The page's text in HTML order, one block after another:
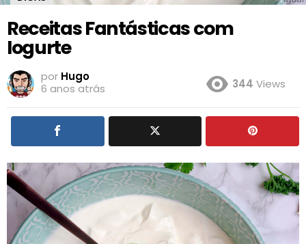
Receitas Fantásticas com
Iogurte
por Hugo
6 anos atrás
344 Views